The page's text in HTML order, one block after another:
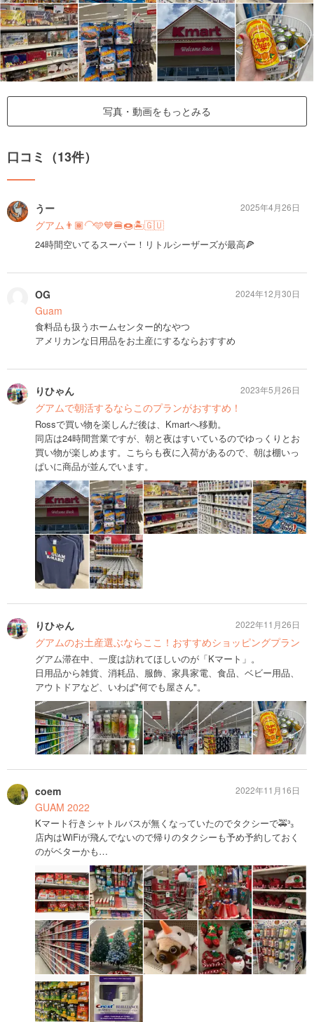
写真・動画をもっとみる
口コミ（13件）
うー
グアム👨🏾‍🦲🩵💙🍔🍩🏝️🇬🇺
24時間空いてるスーパー！リトルシーザーズが最高🍕
2025年4月26日
OG
Guam
食料品も扱うホームセンター的なやつ
アメリカンな日用品をお土産にするならおすすめ
2024年12月30日
りひゃん
グアムで朝活するならこのプランがおすすめ！
Rossで買い物を楽しんだ後は、Kmartへ移動。
同店は24時間営業ですが、朝と夜はすいているのでゆっくりとお
買い物が楽しめます。こちらも夜に入荷があるので、朝は棚いっ
ぱいに商品が並んでいます。
2023年5月26日
りひゃん
グアムのお土産選ぶならここ！おすすめショッピングプラン
グアム滞在中、一度は訪れてほしいのが「Kマート」。
日用品から雑貨、消耗品、服飾、家具家電、食品、ベビー用品、
アウトドアなど、いわば"何でも屋さん"。
2022年11月26日
coem
GUAM 2022
Kマート行きシャトルバスが無くなっていたのでタクシーで🚕³₃
店内はWiFiが飛んでないので帰りのタクシーも予め予約しておく
のがベターかも…
2022年11月16日